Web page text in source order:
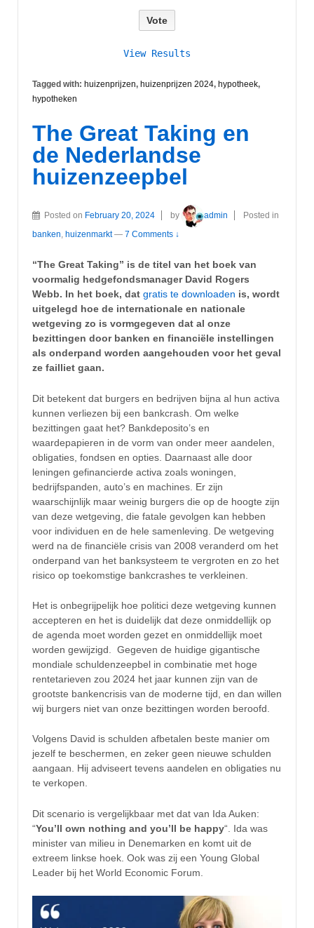
View Results
Tagged with: huizenprijzen, huizenprijzen 2024, hypotheek,
hypotheken
The Great Taking en
de Nederlandse
huizenzeepbel
Posted on February 20, 2024 by admin
Posted in
banken, huizenmarkt — 7 Comments ↓
“The Great Taking” is de titel van het boek van
voormalig hedgefondsmanager David Rogers
Webb. In het boek, dat gratis te downloaden is, wordt
uitgelegd hoe de internationale en nationale
wetgeving zo is vormgegeven dat al onze
bezittingen door banken en financiële instellingen
als onderpand worden aangehouden voor het geval
ze failliet gaan.
Dit betekent dat burgers en bedrijven bijna al hun activa
kunnen verliezen bij een bankcrash. Om welke
bezittingen gaat het? Bankdeposito’s en
waardepapieren in de vorm van onder meer aandelen,
obligaties, fondsen en opties. Daarnaast alle door
leningen gefinancierde activa zoals woningen,
bedrijfspanden, auto’s en machines. Er zijn
waarschijnlijk maar weinig burgers die op de hoogte zijn
van deze wetgeving, die fatale gevolgen kan hebben
voor individuen en de hele samenleving. De wetgeving
werd na de financiële crisis van 2008 veranderd om het
onderpand van het banksysteem te vergroten en zo het
risico op toekomstige bankcrashes te verkleinen.
Het is onbegrijpelijk hoe politici deze wetgeving kunnen
accepteren en het is duidelijk dat deze onmiddellijk op
de agenda moet worden gezet en onmiddellijk moet
worden gewijzigd. Gegeven de huidige gigantische
mondiale schuldenzeepbel in combinatie met hoge
rentetarieven zou 2024 het jaar kunnen zijn van de
grootste bankencrisis van de moderne tijd, en dan willen
wij burgers niet van onze bezittingen worden beroofd.
Volgens David is schulden afbetalen beste manier om
jezelf te beschermen, en zeker geen nieuwe schulden
aangaan. Hij adviseert tevens aandelen en obligaties nu
te verkopen.
Dit scenario is vergelijkbaar met dat van Ida Auken:
“You’ll own nothing and you’ll be happy“. Ida was
minister van milieu in Denemarken en komt uit de
extreem linkse hoek. Ook was zij een Young Global
Leader bij het World Economic Forum.